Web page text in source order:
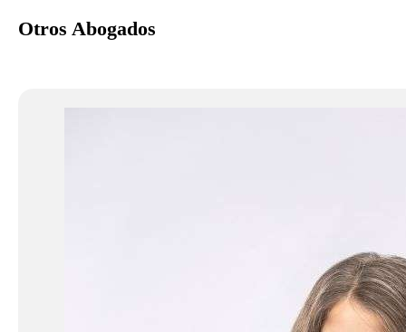
Otros Abogados